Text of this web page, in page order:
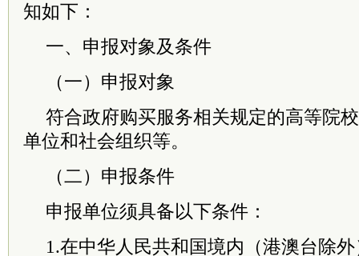
知如下：
一、申报对象及条件
（一）申报对象
符合政府购买服务相关规定的高等院
单位和社会组织等。
（二）申报条件
申报单位须具备以下条件：
1.在中华人民共和国境内（港澳台除